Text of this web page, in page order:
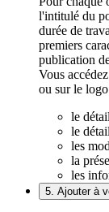
l'intitulé du
durée de
premiers
publication
Vous
ou sur le
le
le
les
la
les
5. Ajouter à